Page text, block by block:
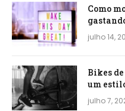
Como
julho 14,
Bikes
um
julho 7,